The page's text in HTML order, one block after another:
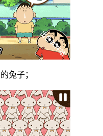
兔子；